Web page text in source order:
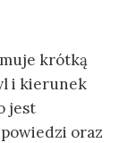
krótką
i kierunek
jest
oraz